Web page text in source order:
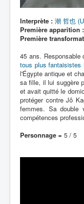
Interprète : 潮 哲也
Première apparition :
Première
45 ans.
tous plus fantaisistes
l'Égypte antique et
sa fille, il lui suggère
et avait quitté le
protéger contre Jô
femmes. Sa double
compétences
Personnage = 5 / 5